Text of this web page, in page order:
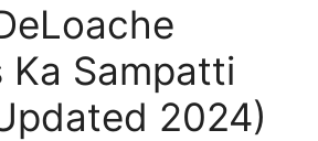
Ka Sampatti
2024)